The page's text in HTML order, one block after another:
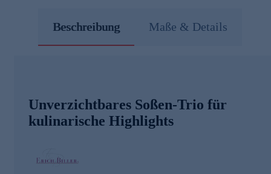
Beschreibung Maße & Details
Unverzichtbares Soßen-Trio für
kulinarische Highlights